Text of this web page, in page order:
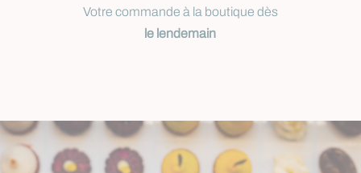
Votre commande à la boutique dès
le lendemain